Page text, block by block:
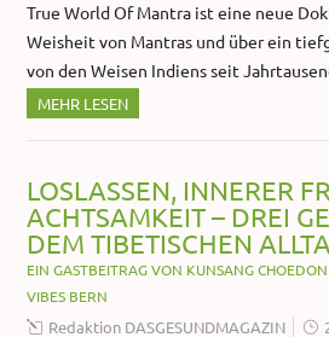
True World Of Mantra ist eine neue
Weisheit von Mantras und über ein
von den Weisen Indiens seit
MEHR LESEN
LOSLASSEN, INNERER
ACHTSAMKEIT – DREI
DEM TIBETISCHEN
EIN GASTBEITRAG VON KUNSANG
VIBES BERN
Redaktion DASGESUNDMAGAZIN